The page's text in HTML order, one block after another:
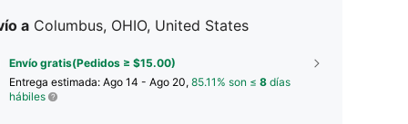
a Columbus, OHIO, United States
Envío gratis(Pedidos ≥ $15.00)
Entrega estimada: Ago 14 - Ago 20, 85.11% son ≤ 8 días
hábiles